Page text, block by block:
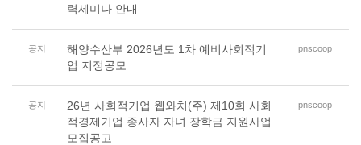
력세미나 안내
공지
해양수산부 2026년도 1차 예비사회적기
업 지정공모
pnscoop
공지
26년 사회적기업 웹와치(주) 제10회 사회
적경제기업 종사자 자녀 장학금 지원사업
모집공고
pnscoop